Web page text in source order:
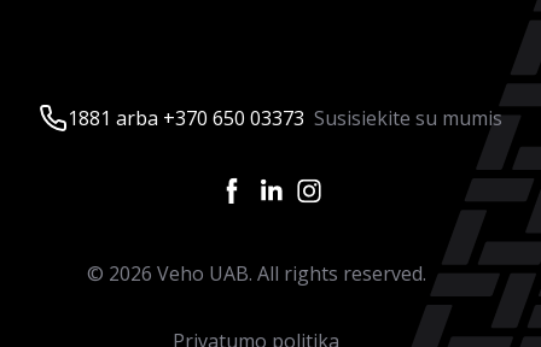
1881 arba +370 650 03373 Susisiekite su mumis
© 2026 Veho UAB. All rights reserved.
Privatumo politika